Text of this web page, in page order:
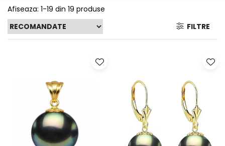
Afiseaza: 1-19 din 19 produse
FILTRE